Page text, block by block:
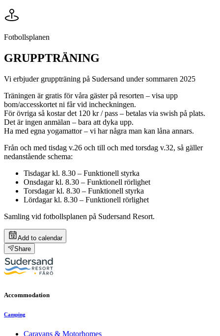
Fotbollsplanen
GRUPPTRÄNING
Vi erbjuder gruppträning på Sudersand under sommaren 2025
Träningen är gratis för våra gäster på resorten – visa upp
bom/accesskortet ni får vid incheckningen.
För övriga så kostar det 120 kr / pass – betalas via swish på plats.
Det är ingen anmälan – bara att dyka upp.
Ha med egna yogamattor – vi har några man kan låna annars.
Från och med tisdag v.26 och till och med torsdag v.32, så gäller
nedanstående schema:
Tisdagar kl. 8.30 – Funktionell styrka
Onsdagar kl. 8.30 – Funktionell rörlighet
Torsdagar kl. 8.30 – Funktionell styrka
Lördagar kl. 8.30 – Funktionell rörlighet
Samling vid fotbollsplanen på Sudersand Resort.
Add to calendar
Share
Accommodation
Camping
Caravans & Motorhomes